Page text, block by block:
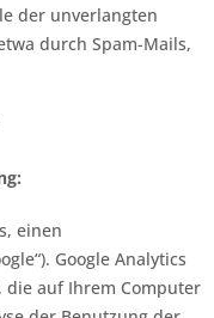
der unverlangten
durch Spam-Mails,
einen
Google Analytics
die auf Ihrem Computer